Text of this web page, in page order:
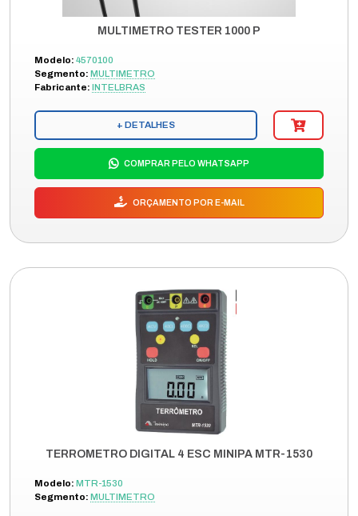
MULTIMETRO TESTER 1000 P
Modelo: 4570100
Segmento: MULTIMETRO
Fabricante: INTELBRAS
+ DETALHES
COMPRAR PELO WHATSAPP
ORÇAMENTO POR E-MAIL
TERROMETRO DIGITAL 4 ESC MINIPA MTR-1530
Modelo: MTR-1530
Segmento: MULTIMETRO